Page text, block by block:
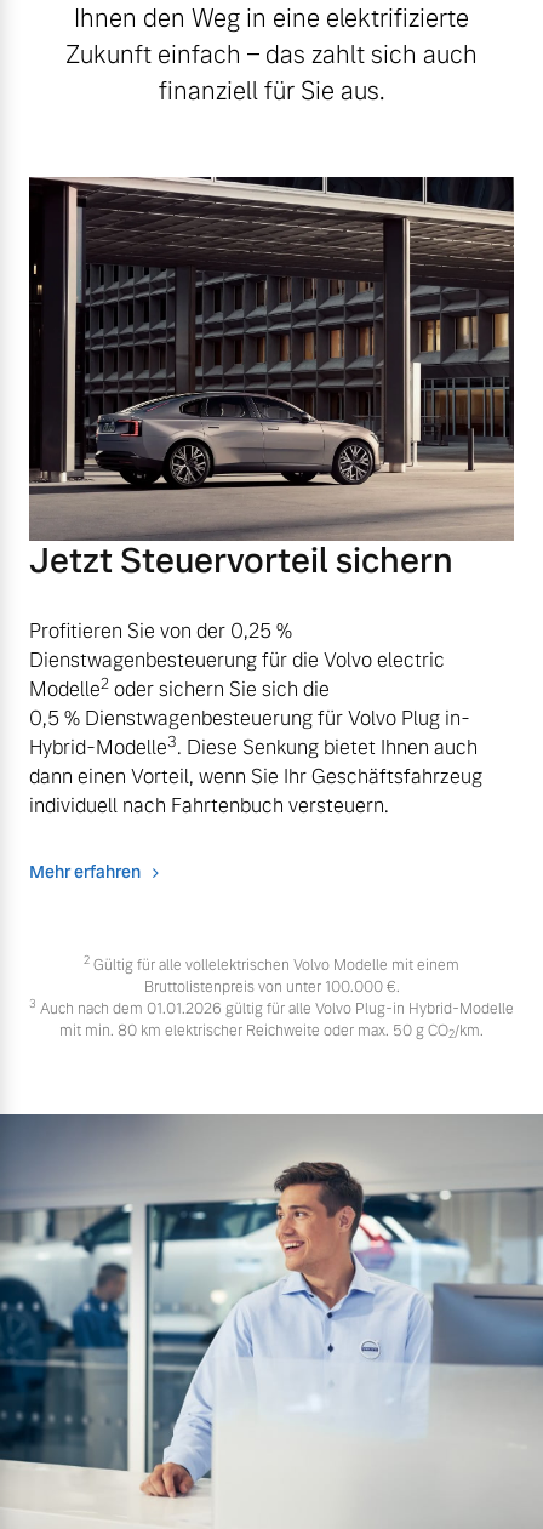
Ihnen den Weg in eine elektrifizierte
Zukunft einfach – das zahlt sich auch
finanziell für Sie aus.
Jetzt Steuervorteil sichern
Profitieren Sie von der 0,25 %
Dienstwagenbesteuerung für die Volvo electric
Modelle2 oder sichern Sie sich die
0,5 % Dienstwagenbesteuerung für Volvo Plug in-
Hybrid-Modelle3. Diese Senkung bietet Ihnen auch
dann einen Vorteil, wenn Sie Ihr Geschäftsfahrzeug
individuell nach Fahrtenbuch versteuern.
Mehr erfahren
2 Gültig für alle vollelektrischen Volvo Modelle mit einem
Bruttolistenpreis von unter 100.000 €.
3 Auch nach dem 01.01.2026 gültig für alle Volvo Plug-in Hybrid-Modelle
mit min. 80 km elektrischer Reichweite oder max. 50 g CO2/km.